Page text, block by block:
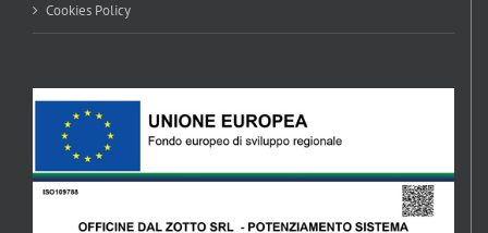
Cookies Policy